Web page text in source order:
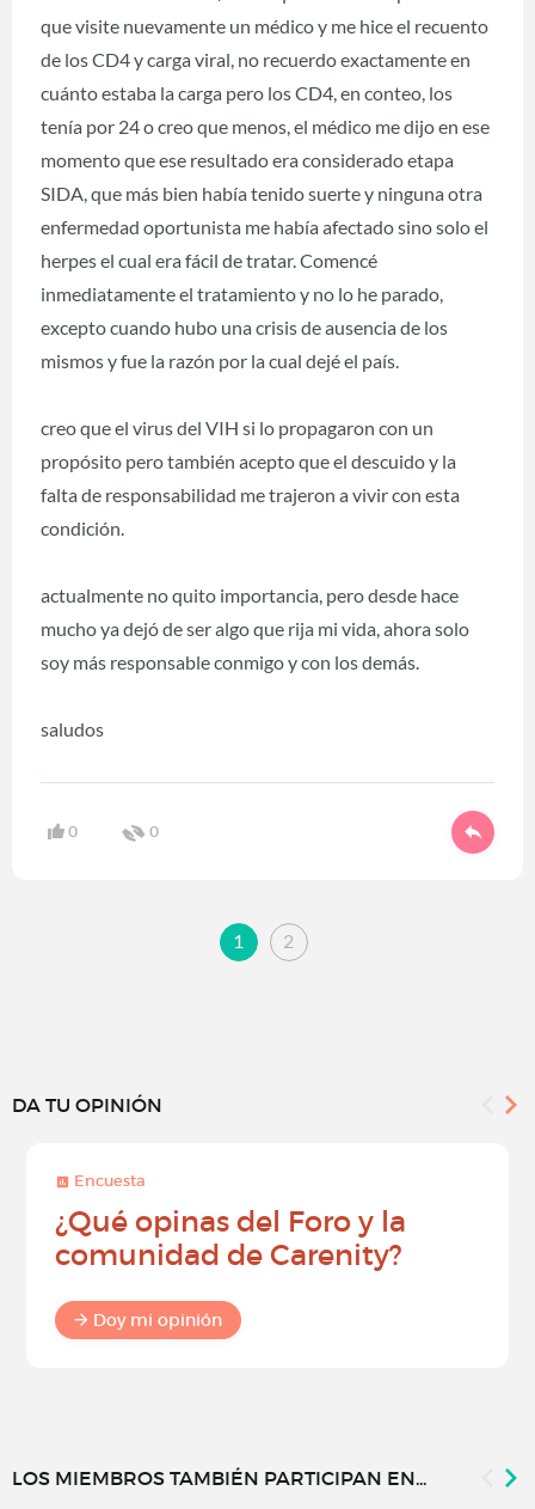
que visite nuevamente un médico y me hice el recuento
de los CD4 y carga viral, no recuerdo exactamente en
cuánto estaba la carga pero los CD4, en conteo, los
tenía por 24 o creo que menos, el médico me dijo en ese
momento que ese resultado era considerado etapa
SIDA, que más bien había tenido suerte y ninguna otra
enfermedad oportunista me había afectado sino solo el
herpes el cual era fácil de tratar. Comencé
inmediatamente el tratamiento y no lo he parado,
excepto cuando hubo una crisis de ausencia de los
mismos y fue la razón por la cual dejé el país.
creo que el virus del VIH si lo propagaron con un
propósito pero también acepto que el descuido y la
falta de responsabilidad me trajeron a vivir con esta
condición.
actualmente no quito importancia, pero desde hace
mucho ya dejó de ser algo que rija mi vida, ahora solo
soy más responsable conmigo y con los demás.
saludos
0 0
1 2
DA TU OPINIÓN
Encuesta
¿Qué opinas del Foro y la
comunidad de Carenity?
Doy mi opinión
LOS MIEMBROS TAMBIÉN PARTICIPAN EN...